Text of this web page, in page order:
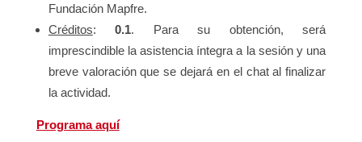
Fundación Mapfre.
Créditos: 0.1. Para su obtención, será
imprescindible la asistencia íntegra a la sesión y una
breve valoración que se dejará en el chat al finalizar
la actividad.
Programa aquí